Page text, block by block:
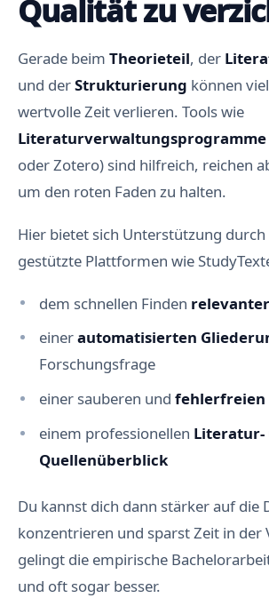
Qualität zu
Gerade beim Theorieteil, der
und derStrukturierung können
wertvolle Zeit verlieren. Tools wie
Literaturverwaltungsprogramme
oder Zotero) sind hilfreich, reichen
um den roten Faden zu halten.
Hier bietet sich Unterstützung durch
gestützte Plattformen wie
dem schnellen Finden
einerautomatisierten
Forschungsfrage
einer sauberen und fehlerfreien
einem professionellen Literatur-
Quellenüberblick
Du kannst dich dann stärker auf die
konzentrieren und sparst Zeit in der
gelingt die empirische
und oft sogar besser.